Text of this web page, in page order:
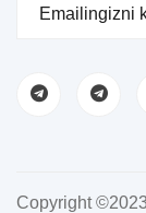
Copyright